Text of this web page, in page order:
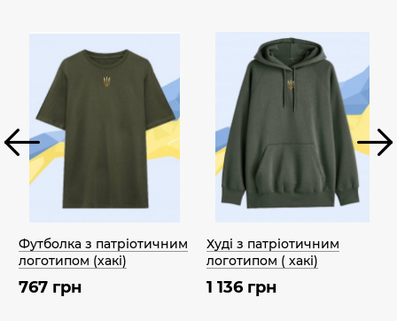
Футболка з патріотичним
логотипом (хакі)
767 грн
Худі з патріотичним
логотипом ( хакі)
1 136 грн